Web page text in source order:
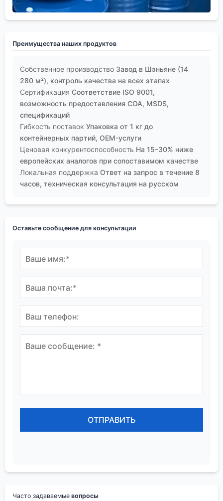
Преимущества наших продуктов
Собственное производство Завод в Шэньяне (14
280 м²), контроль качества на всех этапах
Сертификация Соответствие ISO 9001,
возможность предоставления COA, MSDS,
спецификаций
Гибкость поставок Упаковка от 1 кг до
контейнерных партий, OEM-услуги
Ценовая конкурентоспособность На 15–30% ниже
европейских аналогов при сопоставимом качестве
Локальная поддержка Ответ на запрос в течение 8
часов, техническая консультация на русском
Оставьте сообщение для консультации
Часто задаваемые вопросы